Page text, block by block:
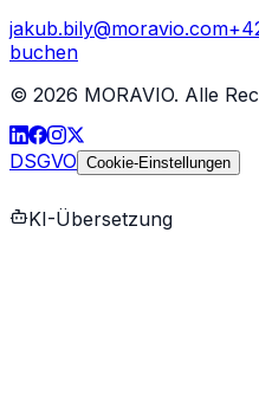
jakub.bily@moravio.com
buchen
© 2026 MORAVIO. Alle
DSGVO Cookie-Einstellungen
KI-Übersetzung